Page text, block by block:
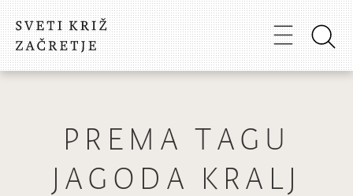
PREMA TAGU
JAGODA KRALJ